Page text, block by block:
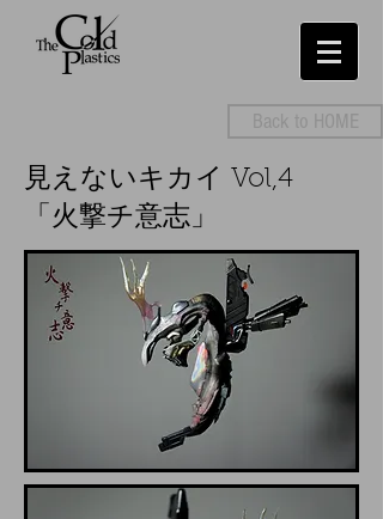
Back to HOME
見えないキカイ Vol,4
「火撃チ意志」